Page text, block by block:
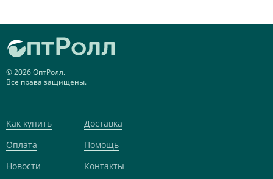
© 2026 ОптРолл.
Все права защищены.
Как купить
Доставка
Оплата
Помощь
Новости
Контакты